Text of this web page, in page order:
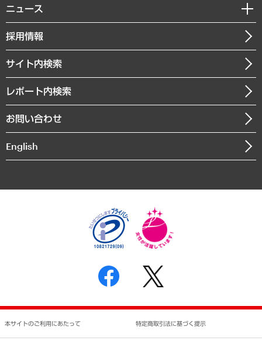
共生・ダイバーシティ
GRC（ガバナンス・リスク・コンプライアンス）・防災（政策）
経済・産業・雇用・労働
まちづくり・観光・交通・スポーツ・スマートシティ
自然資源・農林水産業・食料システム
経営用語集
受託・受注実績（官公庁関連）
メディア掲載・出演
受託案件情報
私たちの想い
社長メッセージ
会社概要
沿革
組織図・本部部室紹介
インドネシア現地法人
個人情報保護方針
反社会的勢力に対する基本方針
書面による個人情報の開示等の請求の手続きについて
ニュース
ニュースリリース
お知らせ
採用情報
サイト内検索
レポート内検索
お問い合わせ
English
本サイトのご利用にあたって 特定商取引法に基づく提示